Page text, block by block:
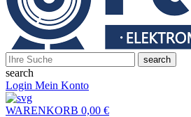
search
search
Login Mein Konto
WARENKORB 0,00 €